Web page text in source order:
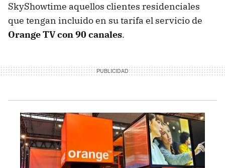
SkyShowtime aquellos clientes residenciales
que tengan incluido en su tarifa el servicio de
Orange TV con 90 canales.